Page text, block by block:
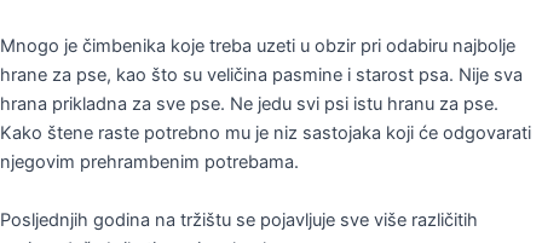
Mnogo je čimbenika koje treba uzeti u obzir pri odabiru najbolje
hrane za pse, kao što su veličina pasmine i starost psa. Nije sva
hrana prikladna za sve pse. Ne jedu svi psi istu hranu za pse.
Kako štene raste potrebno mu je niz sastojaka koji će odgovarati
njegovim prehrambenim potrebama.
Posljednjih godina na tržištu se pojavljuje sve više različitih